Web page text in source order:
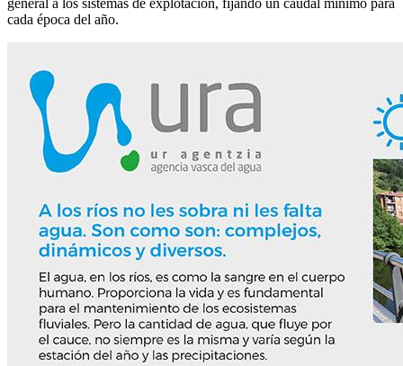
general a los sistemas de explotación, fijando un caudal mínimo para
cada época del año.